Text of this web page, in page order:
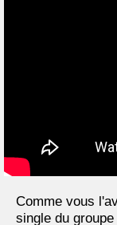
Comme vous
single du groupe